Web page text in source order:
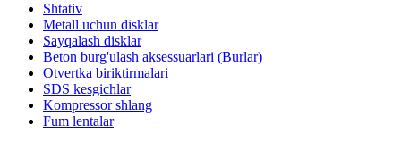
Shtativ
Metall uchun disklar
Sayqalash disklar
Beton burg'ulash aksessuarlari (Burlar)
Otvertka biriktirmalari
SDS kesgichlar
Kompressor shlang
Fum lentalar